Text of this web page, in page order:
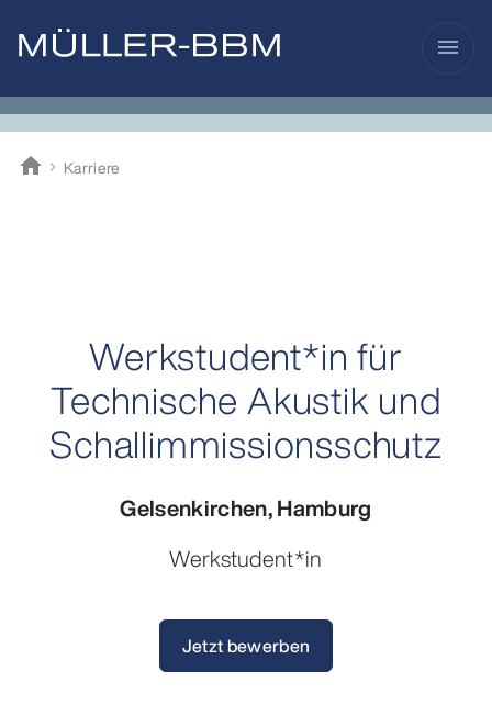
menu
home
Müller-BBM
Karriere
Werkstudent*in für
Technische Akustik und
Schallimmissionsschutz
Gelsenkirchen,Hamburg
Werkstudent*in
Jetzt bewerben